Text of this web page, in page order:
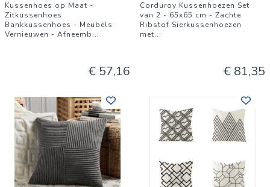
Kussenhoes op Maat -
Zitkussenhoes
Bankkussenhoes - Meubels
Vernieuwen - Afneemb...
€ 57,16
Corduroy Kussenhoezen Set
van 2 - 65x65 cm - Zachte
Ribstof Sierkussenhoezen
met...
€ 81,35